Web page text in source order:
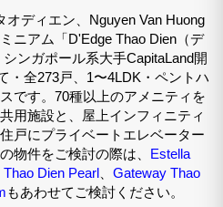
オディエン、Nguyen Van Huong
ニアム「D'Edge Thao Dien（デ
ンガポール系大手CapitaLand開
・全273戸、1〜4LDK・ペントハ
です。70種以上のアメニティを
用施設と、屋上インフィニティ
戸にプライベートエレベーター
物件をご検討の際は、 Estella
Thao Dien Pearl
Gateway Thao
もあわせてご検討ください。